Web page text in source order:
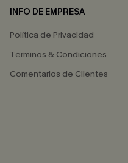
INFO DE EMPRESA
Política de Privacidad
Términos & Condiciones
Comentarios de Clientes